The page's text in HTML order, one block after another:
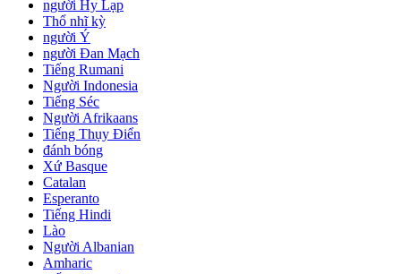
người Hy Lạp
Thổ nhĩ kỳ
người Ý
người Đan Mạch
Tiếng Rumani
Người Indonesia
Tiếng Séc
Người Afrikaans
Tiếng Thụy Điển
đánh bóng
Xứ Basque
Catalan
Esperanto
Tiếng Hindi
Lào
Người Albanian
Amharic